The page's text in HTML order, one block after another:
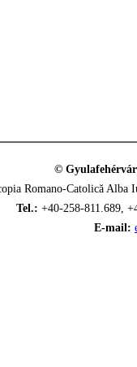
©
Romano-Catolică
Tel.: +40-258-811.689,
E-mail: